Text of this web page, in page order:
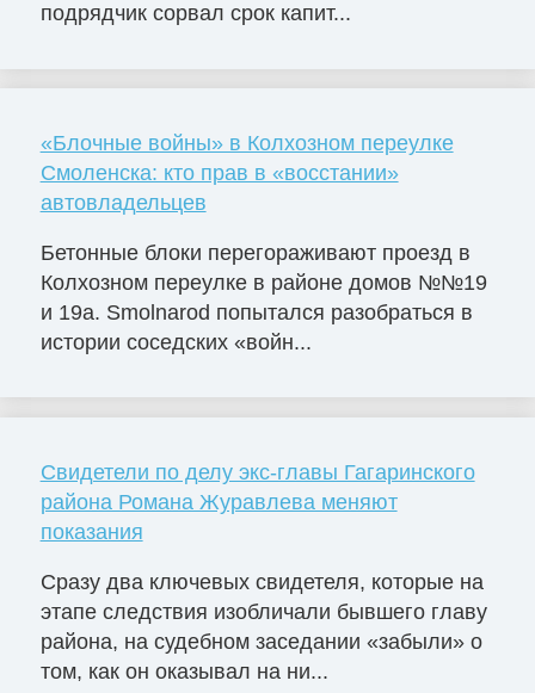
подрядчик сорвал срок капит...
«Блочные войны» в Колхозном переулке
Смоленска: кто прав в «восстании»
автовладельцев
Бетонные блоки перегораживают проезд в
Колхозном переулке в районе домов №№19
и 19а. Smolnarod попытался разобраться в
истории соседских «войн...
Свидетели по делу экс-главы Гагаринского
района Романа Журавлева меняют
показания
Сразу два ключевых свидетеля, которые на
этапе следствия изобличали бывшего главу
района, на судебном заседании «забыли» о
том, как он оказывал на ни...